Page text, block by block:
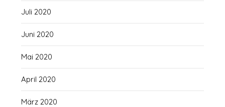
Juli 2020
Juni 2020
Mai 2020
April 2020
März 2020